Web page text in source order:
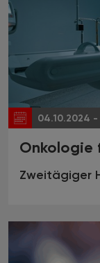
04.10.2024 -
Onkologie
Zweitägiger